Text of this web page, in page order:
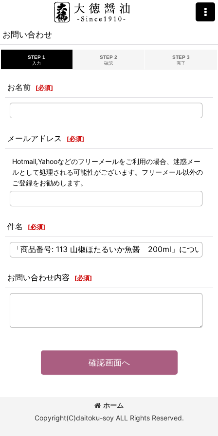
お問い合わせ
お問い合わせ
STEP 1
入力
STEP 2
確認
STEP 3
完了
お名前 [必須]
メールアドレス [必須]
Hotmail,Yahooなどのフリーメールをご利用の場合、迷惑メー
ルとして処理される可能性がございます。フリーメール以外の
ご登録をお勧めします。
件名 [必須]
お問い合わせ内容 [必須]
確認画面へ
ホーム
Copyright(C)daitoku-soy ALL Rights Reserved.